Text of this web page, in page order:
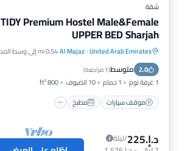
شقة
TIDY Premium Hostel Male&Female
UPPER BED Sharjah
United Arab Emirates
·
Al Majaz0.54 mi إلى وسط المدينة
2.0 متوسط(1 مراجعة )
1 غرفة نوم 1 حمام 10 الضيوف
800 ft²
موقف سيارات
مطبخ
موقف سيارات
مطبخ
مكيف هواء
د.إ.‏225
/ليلة